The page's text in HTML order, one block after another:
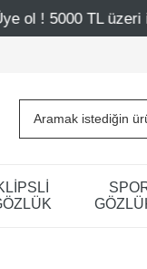
ilk alışverişinde